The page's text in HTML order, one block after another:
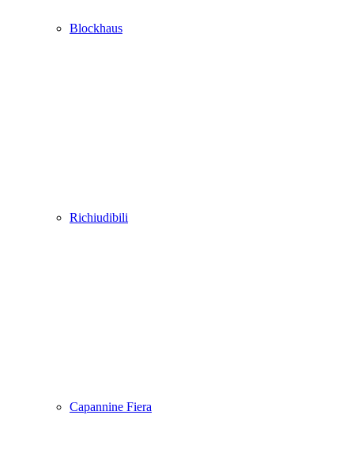
Blockhaus
Richiudibili
Capannine Fiera